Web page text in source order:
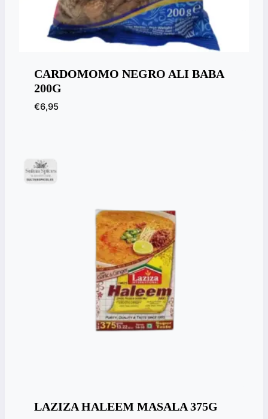
CARDOMOMO NEGRO ALI BABA
200G
€6,95
LAZIZA HALEEM MASALA 375G